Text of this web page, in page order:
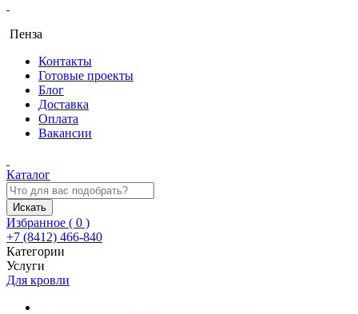
Пенза
Контакты
Готовые проекты
Блог
Доставка
Оплата
Вакансии
Каталог
Искать
Избранное ( 0 )
+7 (8412) 466-840
Категории
Услуги
Для кровли